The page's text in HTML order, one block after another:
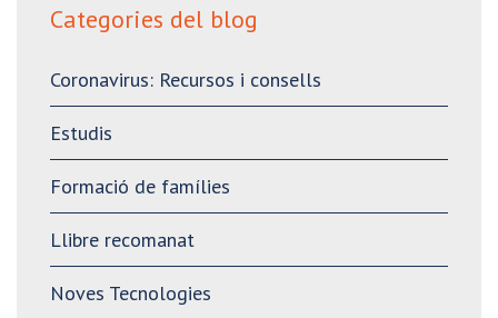
Categories del blog
Coronavirus: Recursos i consells
Estudis
Formació de famílies
Llibre recomanat
Noves Tecnologies